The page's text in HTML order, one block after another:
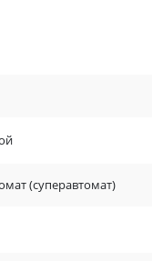
(суперавтомат)